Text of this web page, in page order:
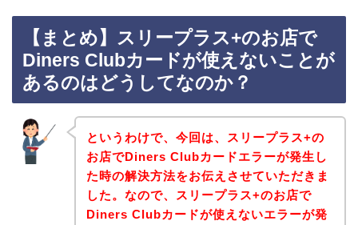
【まとめ】スリープラス+のお店で
Diners Clubカードが使えないことが
あるのはどうしてなのか？
というわけで、今回は、スリープラス+の
お店でDiners Clubカードエラーが発生し
た時の解決方法をお伝えさせていただきま
した。なので、スリープラス+のお店で
Diners Clubカードが使えないエラーが発